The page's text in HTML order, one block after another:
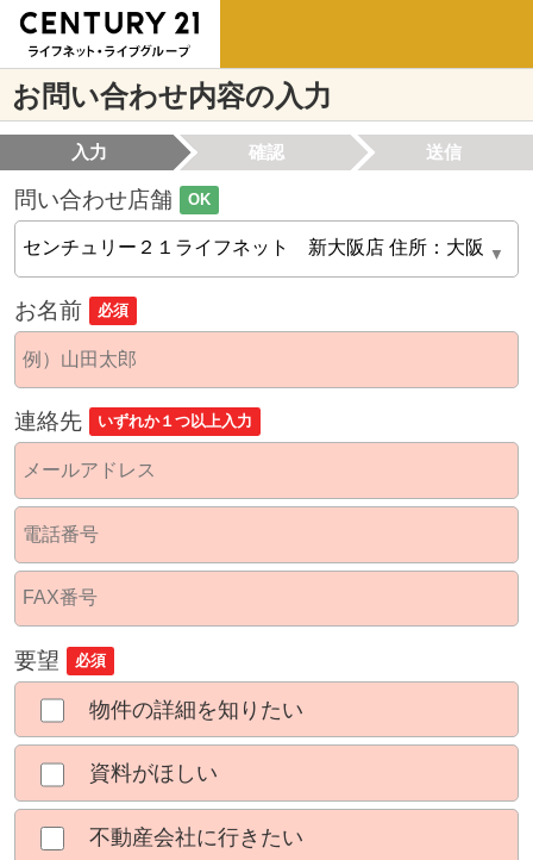
お問い合わせ内容の入力
入力 確認 送信
問い合わせ店舗 OK
お名前 必須
連絡先 いずれか１つ以上入力
要望 必須
物件の詳細を知りたい
資料がほしい
不動産会社に行きたい